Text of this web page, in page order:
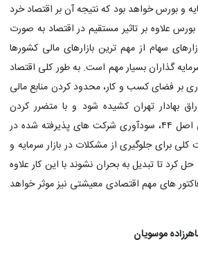
و بورس خواهد بود که نتیجه آن بر اقتصاد خرد
علاوه بر تاثیر مستقیم در اقتصاد به صورت
سهام از مهم ترین بازارهای مالی کشورها
گذاران بسیار مهم است. به طور کلی اقتصاد
بر فضای کسب و کار، محدود کردن منابع مالی
بهادار تهران کشیده شود و با متضرر کردن
سهامداران، بر توسعه بازار سرمایه و اجرای سیاست های کلی اصل ۴۴، سودآوری شرکت های پذیرفته شده در
برای جلوگیری از مشکلات در بازار سرمایه و
کرد تا تبدیل به بحران نشوند با این کار علاوه
های مهم اقتصادی معیشتی نیز موثر خواهد
موسویان